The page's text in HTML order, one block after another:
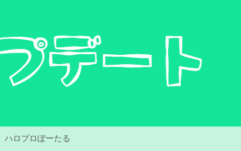
ハロプロぽーたる